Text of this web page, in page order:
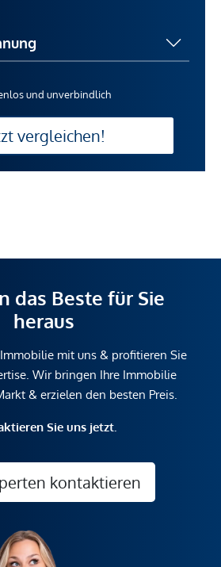
und unverbindlich
vergleichen!
das Beste für Sie
heraus
mit uns & profitieren Sie
Wir bringen Ihre Immobilie
& erzielen den besten Preis.
Sie uns jetzt.
kontaktieren